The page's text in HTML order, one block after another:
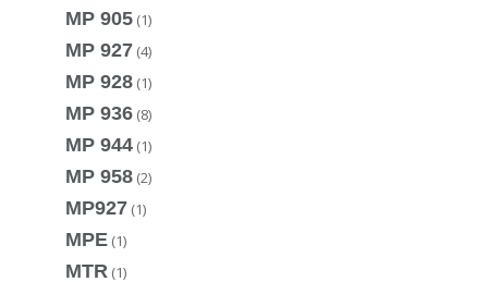
MP 905 (1)
MP 927 (4)
MP 928 (1)
MP 936 (8)
MP 944 (1)
MP 958 (2)
MP927 (1)
MPE (1)
MTR (1)